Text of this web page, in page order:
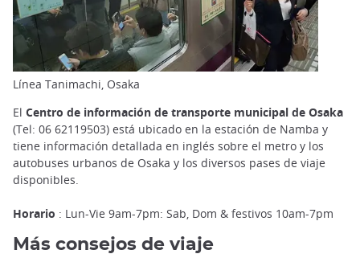
Línea Tanimachi, Osaka
El Centro de información de transporte municipal de Osaka
(Tel: 06 62119503) está ubicado en la estación de Namba y
tiene información detallada en inglés sobre el metro y los
autobuses urbanos de Osaka y los diversos pases de viaje
disponibles.
Horario : Lun-Vie 9am-7pm: Sab, Dom & festivos 10am-7pm
Más consejos de viaje